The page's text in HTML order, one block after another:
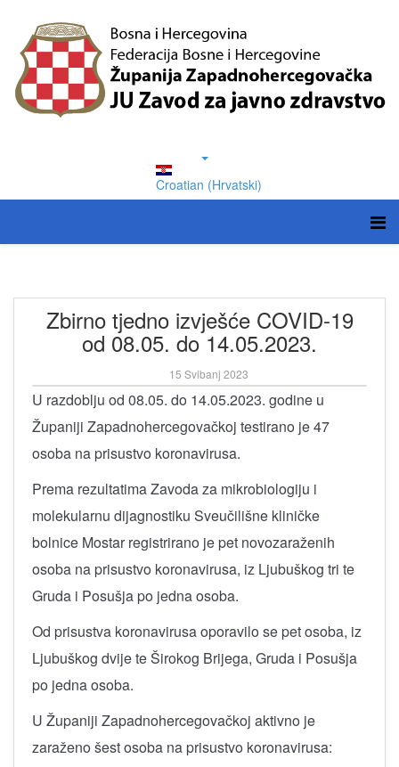
Croatian (Hrvatski)
Zbirno tjedno izvješće COVID-19
od 08.05. do 14.05.2023.
15 Svibanj 2023
U razdoblju od 08.05. do 14.05.2023. godine u
Županiji Zapadnohercegovačkoj testirano je 47
osoba na prisustvo koronavirusa.
Prema rezultatima Zavoda za mikrobiologiju i
molekularnu dijagnostiku Sveučilišne kliničke
bolnice Mostar registrirano je pet novozaraženih
osoba na prisustvo koronavirusa, iz Ljubuškog tri te
Gruda i Posušja po jedna osoba.
Od prisustva koronavirusa oporavilo se pet osoba, iz
Ljubuškog dvije te Širokog Brijega, Gruda i Posušja
po jedna osoba.
U Županiji Zapadnohercegovačkoj aktivno je
zaraženo šest osoba na prisustvo koronavirusa: